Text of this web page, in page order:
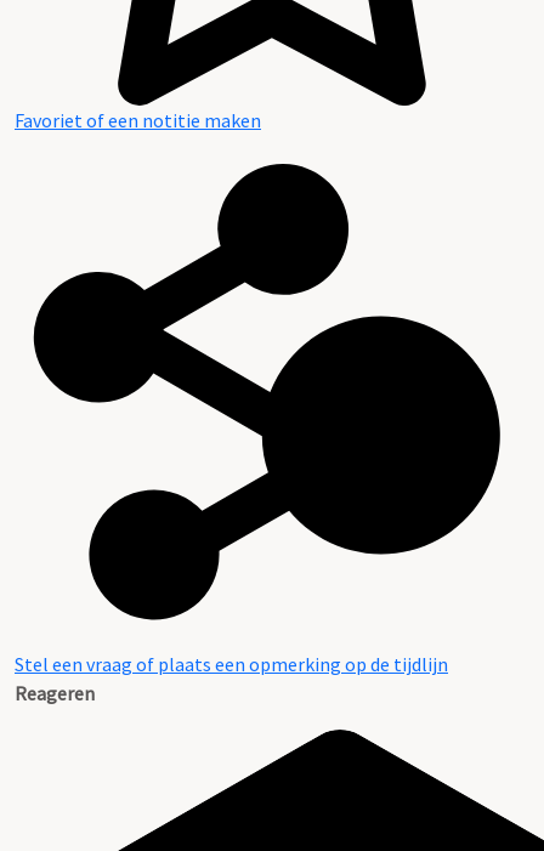
Favoriet of een notitie maken
Stel een vraag of plaats een opmerking op de tijdlijn
Reageren